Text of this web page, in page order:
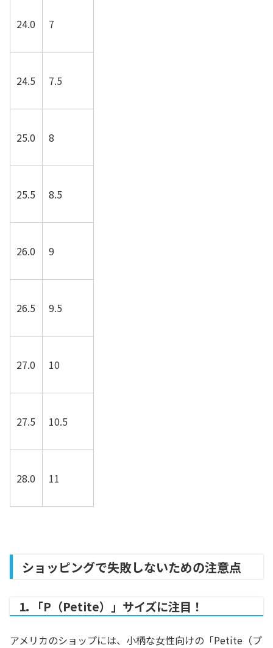
24.0 7
24.5 7.5
25.0 8
25.5 8.5
26.0 9
26.5 9.5
27.0 10
27.5 10.5
28.0 11
ショッピングで失敗しないための注意点
1. 「P（Petite）」サイズに注目！
アメリカのショップには、小柄な女性向けの「Petite（プ